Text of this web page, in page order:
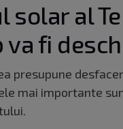
solar al
va fi
presupune
mai importante